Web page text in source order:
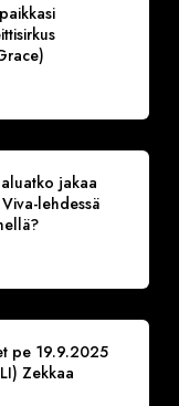
jakaa
lehdessä
pe 19.9.2025
Zekkaa